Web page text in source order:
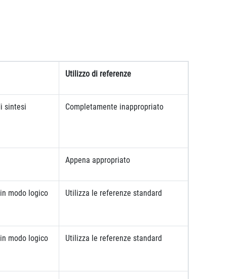
Utilizzo di referenze
sintesi Completamente inappropriato
Appena appropriato
modo logico
Utilizza le referenze standard
modo logico
Utilizza le referenze standard